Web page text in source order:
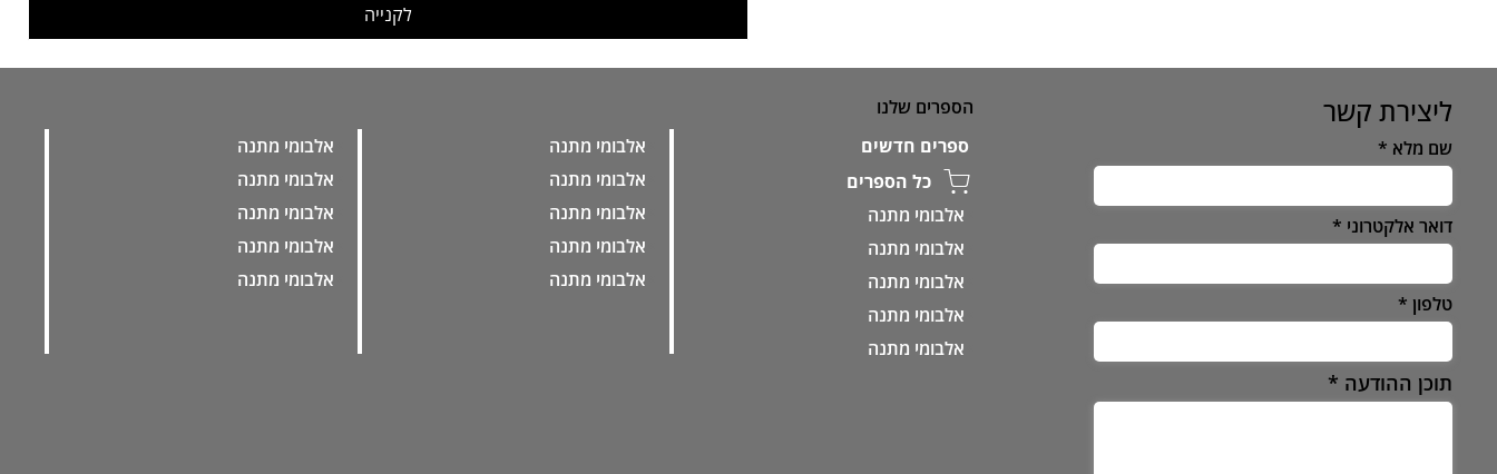
לקנייה
ליצירת קשר
שם מלא
דואר אלקטרוני
טלפון
תוכן ההודעה
הספרים שלנו
ספרים חדשים
כל הספרים
אלבומי מתנה
אלבומי מתנה
אלבומי מתנה
אלבומי מתנה
אלבומי מתנה
אלבומי מתנה
אלבומי מתנה
אלבומי מתנה
אלבומי מתנה
אלבומי מתנה
אלבומי מתנה
אלבומי מתנה
אלבומי מתנה
אלבומי מתנה
אלבומי מתנה